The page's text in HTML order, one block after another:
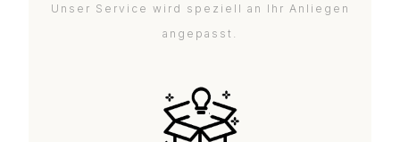
Unser Service wird speziell an Ihr Anliegen
angepasst.